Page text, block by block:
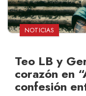
NOTICIAS
Teo LB y
corazón en
confesión